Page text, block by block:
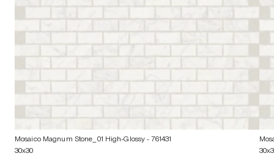
Mosaico Magnum Stone_01 High-Glossy - 761431
30x30